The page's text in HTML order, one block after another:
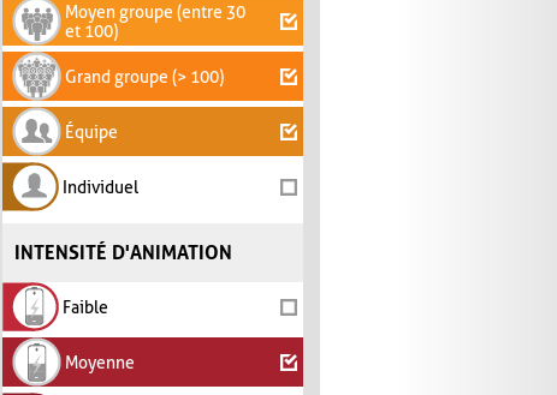
Moyen groupe (entre 30
et 100)
Grand groupe (> 100)
Équipe
Individuel
INTENSITÉ D'ANIMATION
Faible
Moyenne